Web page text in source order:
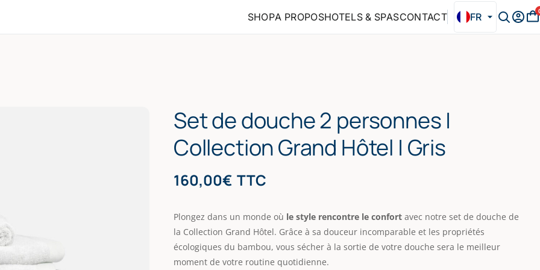
SHOPA PROPOSHOTELS & SPASCONTACT FR
Set de douche 2 personnes |
Collection Grand Hôtel | Gris
160,00€ TTC
Plongez dans un monde où le style rencontre le confort avec notre set de douche de
la Collection Grand Hôtel. Grâce à sa douceur incomparable et les propriétés
écologiques du bambou, vous sécher à la sortie de votre douche sera le meilleur
moment de votre routine quotidienne.